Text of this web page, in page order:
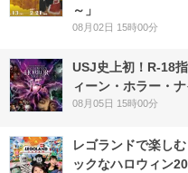
～」
08月02日 15時00分
USJ史上初！R-18
ィーン・ホラー・
08月05日 15時00分
レゴランドで楽し
ックなハロウィン